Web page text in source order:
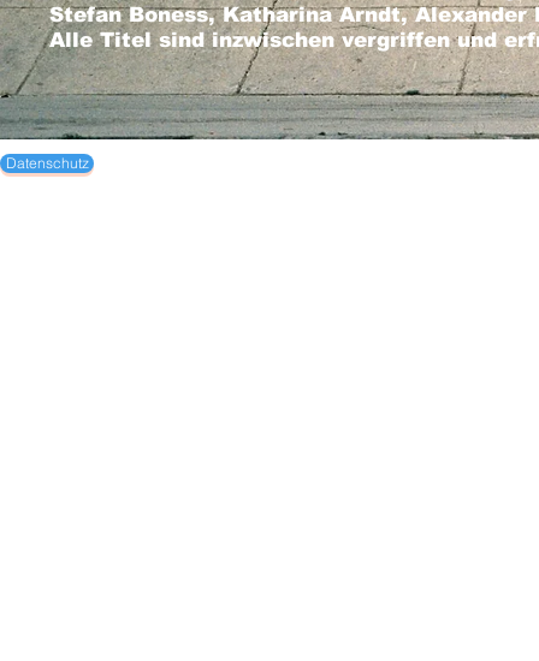
Stefan Boness, Katharina Arndt, Alexander
Alle Titel sind inzwischen vergriffen und
Datenschutz